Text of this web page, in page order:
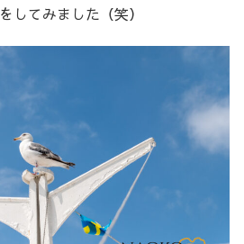
してみました（笑）